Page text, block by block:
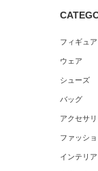
フィギュ
ウェア
シューズ
バッグ
アクセサ
ファッシ
インテリア